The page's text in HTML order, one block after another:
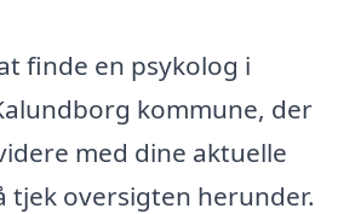
finde en psykolog i
kommune, der
med dine aktuelle
tjek oversigten herunder.